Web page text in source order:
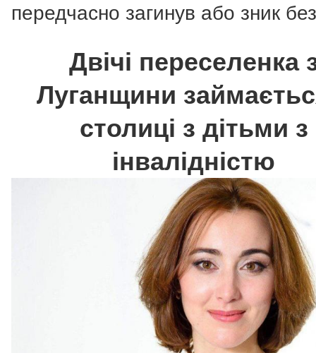
передчасно загинув або зник
Двічі переселенка
Луганщини
столиці з дітьми з
інвалідністю